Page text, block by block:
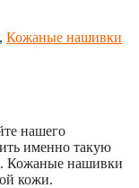
, Кожаные нашивки
нашего
именно такую
Кожаные нашивки
кожи.